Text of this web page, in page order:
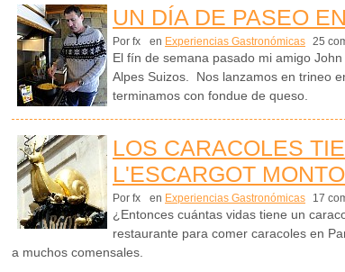
UN DÍA DE PASEO
Por fx en Experiencias Gastronómicas 25
El fín de semana pasado mi amigo
Alpes Suizos. Nos lanzamos en trineo
terminamos con fondue de queso.
LOS CARACOLES
L'ESCARGOT
Por fx en Experiencias Gastronómicas 17
¿Entonces cuántas vidas tiene un
restaurante para comer caracoles en
a muchos comensales.